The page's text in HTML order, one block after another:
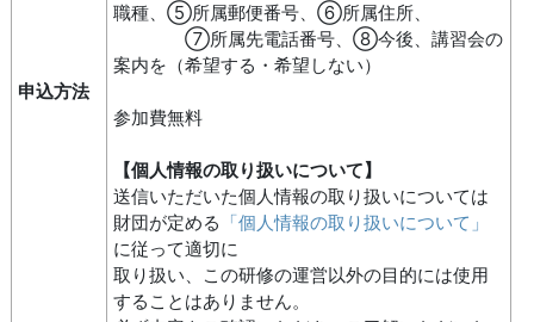
申込方法
職種、⑤所属郵便番号、⑥所属住所、
⑦所属先電話番号、⑧今後、講習会の
案内を（希望する・希望しない）
参加費無料
【個人情報の取り扱いについて】
送信いただいた個人情報の取り扱いについては
財団が定める 「個人情報の取り扱いについて」
に従って適切に
取り扱い、この研修の運営以外の目的には使用
することはありません。